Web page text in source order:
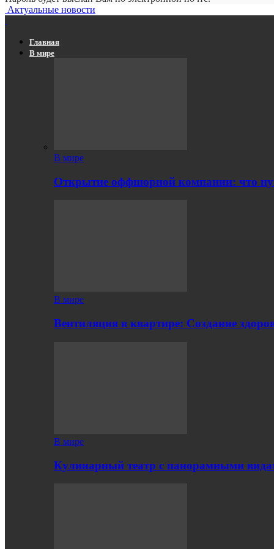
Актуальные новости
Главная
В мире
В мире
Открытие оффшорной компании: что
В мире
Вентиляция в квартире: Создание
В мире
Кулинарный театр с панорамными